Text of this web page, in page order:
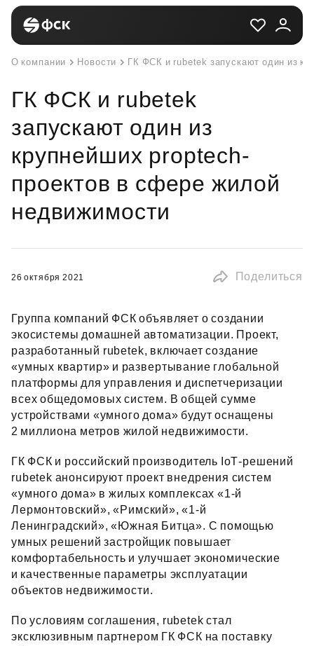
О компании Новости ГК ФСК и rubetek запускают один из
ГК ФСК и rubetek
запускают один из
крупнейших proptech-
проектов в сфере жилой
недвижимости
26 октября 2021 Поделиться
Группа компаний ФСК объявляет о создании
экосистемы домашней автоматизации. Проект,
разработанный rubetek, включает создание
«умных квартир» и развертывание глобальной
платформы для управления и диспетчеризации
всех общедомовых систем. В общей сумме
устройствами «умного дома» будут оснащены
2 миллиона метров жилой недвижимости.
ГК ФСК и российский производитель IoT‑решений
rubetek анонсируют проект внедрения систем
«умного дома» в жилых комплексах «1‑й
Лермонтовский», «Римский», «1‑й
Ленинградский», «Южная Битца». С помощью
умных решений застройщик повышает
комфортабельность и улучшает экономические
и качественные параметры эксплуатации
объектов недвижимости.
По условиям соглашения, rubetek стал
эксклюзивным партнером ГК ФСК на поставку